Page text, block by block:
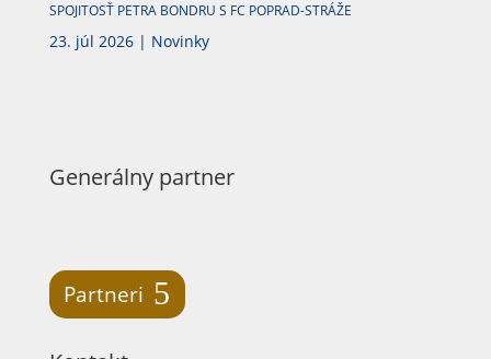
SPOJITOSŤ PETRA BONDRU S FC POPRAD-STRÁŽE
23. júl 2026| Novinky
Generálny partner
Partneri